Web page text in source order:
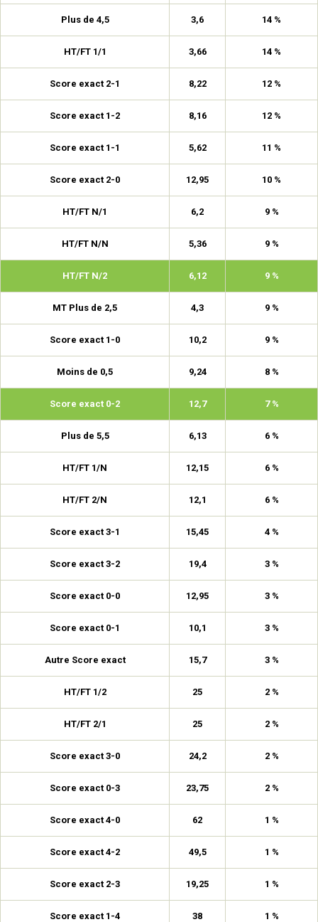
Plus de 4,5 3,6 14 %
HT/FT 1/1 3,66 14 %
Score exact 2-1 8,22 12 %
Score exact 1-2 8,16 12 %
Score exact 1-1 5,62 11 %
Score exact 2-0 12,95 10 %
HT/FT N/1 6,2 9 %
HT/FT N/N 5,36 9 %
HT/FT N/2 6,12 9 %
MT Plus de 2,5 4,3 9 %
Score exact 1-0 10,2 9 %
Moins de 0,5 9,24 8 %
Score exact 0-2 12,7 7 %
Plus de 5,5 6,13 6 %
HT/FT 1/N 12,15 6 %
HT/FT 2/N 12,1 6 %
Score exact 3-1 15,45 4 %
Score exact 3-2 19,4 3 %
Score exact 0-0 12,95 3 %
Score exact 0-1 10,1 3 %
Autre Score exact 15,7 3 %
HT/FT 1/2 25 2 %
HT/FT 2/1 25 2 %
Score exact 3-0 24,2 2 %
Score exact 0-3 23,75 2 %
Score exact 4-0 62 1 %
Score exact 4-2 49,5 1 %
Score exact 2-3 19,25 1 %
Score exact 1-4 38 1 %